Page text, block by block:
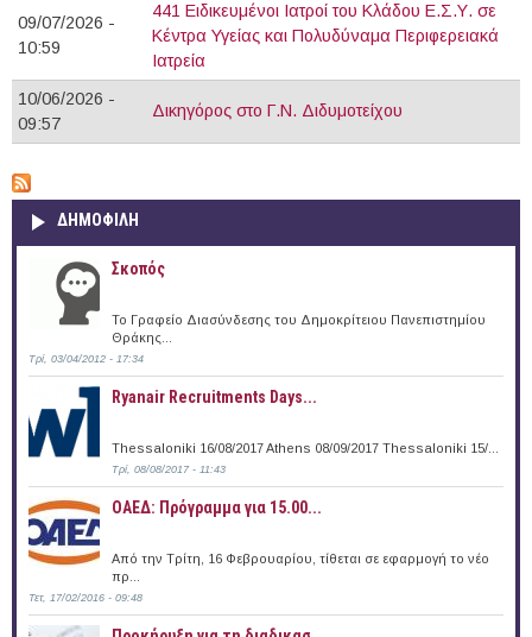
09/07/2026 -
10:59
441 Ειδικευμένοι Ιατροί του Κλάδου Ε.Σ.Υ. σε
Κέντρα Υγείας και Πολυδύναμα Περιφερειακά
Ιατρεία
10/06/2026 -
09:57
Δικηγόρος στο Γ.Ν. Διδυμοτείχου
ΔΗΜΟΦΙΛΗ
Σκοπός
Το Γραφείο Διασύνδεσης του Δημοκρίτειου Πανεπιστημίου
Θράκης...
Τρί, 03/04/2012 - 17:34
Ryanair Recruitments Days...
Thessaloniki 16/08/2017 Athens 08/09/2017 Thessaloniki 15/...
Τρί, 08/08/2017 - 11:43
ΟΑΕΔ: Πρόγραμμα για 15.00...
Από την Τρίτη, 16 Φεβρουαρίου, τίθεται σε εφαρμογή το νέο
πρ...
Τετ, 17/02/2016 - 09:48